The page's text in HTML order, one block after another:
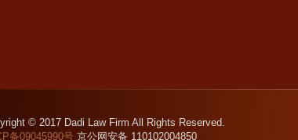
© 2017 Dadi Law Firm All Rights Reserved.
备09045990号 京公网安备 110102004850